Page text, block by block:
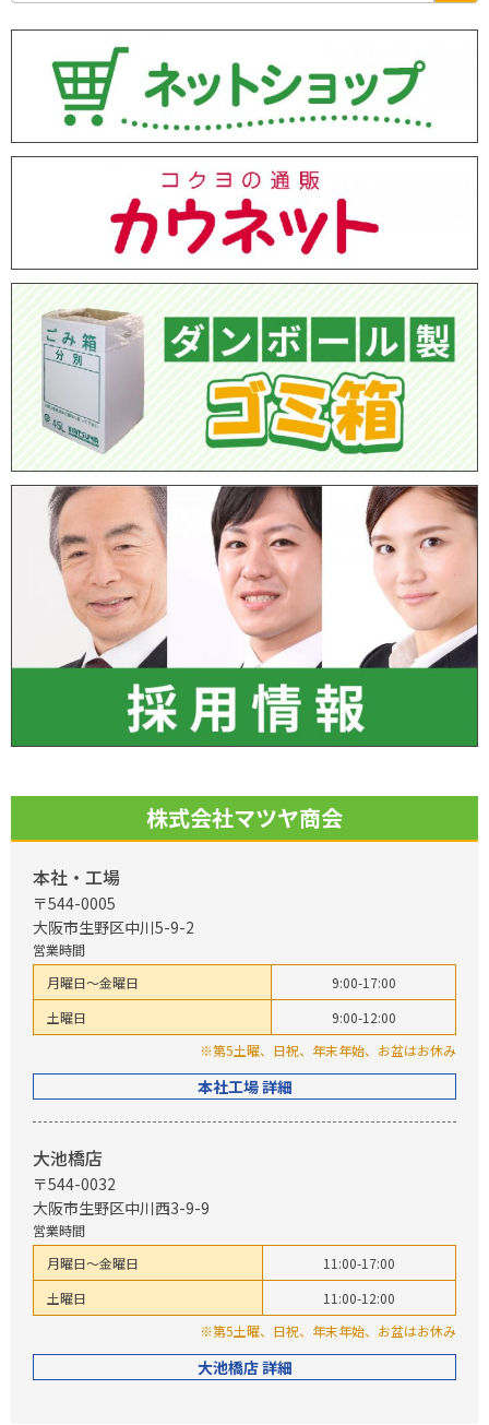
株式会社マツヤ商会
本社・工場
〒544-0005
大阪市生野区中川5-9-2
営業時間
月曜日～金曜日
9:00-17:00
土曜日
9:00-12:00
※第5土曜、日祝、年末年始、お盆はお休み
本社工場 詳細
大池橋店
〒544-0032
大阪市生野区中川西3-9-9
営業時間
月曜日～金曜日
11:00-17:00
土曜日
11:00-12:00
※第5土曜、日祝、年末年始、お盆はお休み
大池橋店 詳細